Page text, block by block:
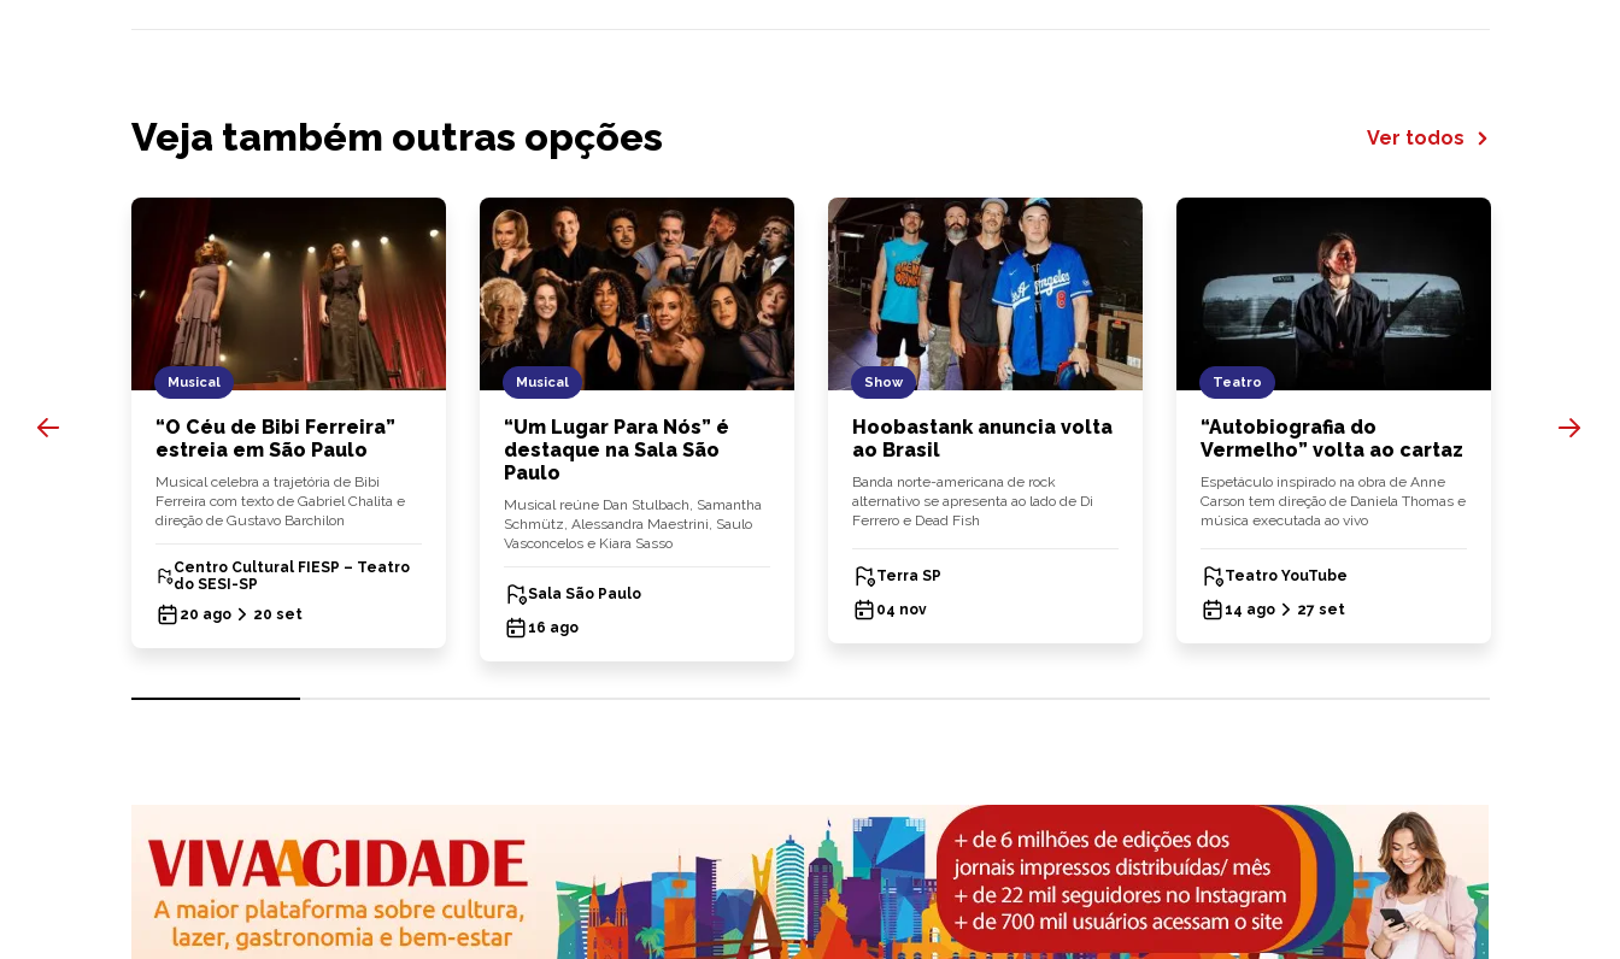
Veja também outras opções Ver todos
Musical
“O Céu de Bibi Ferreira”
estreia em São Paulo
Musical celebra a trajetória de Bibi
Ferreira com texto de Gabriel Chalita e
direção de Gustavo Barchilon
Centro Cultural FIESP – Teatro
do SESI-SP
20 ago
20 set
Musical
“Um Lugar Para Nós” é
destaque na Sala São
Paulo
Musical reúne Dan Stulbach, Samantha
Schmütz, Alessandra Maestrini, Saulo
Vasconcelos e Kiara Sasso
Sala São Paulo
16 ago
Show
Hoobastank anuncia volta
ao Brasil
Banda norte-americana de rock
alternativo se apresenta ao lado de Di
Ferrero e Dead Fish
Terra SP
04 nov
Teatro
“Autobiografia do
Vermelho” volta ao cartaz
Espetáculo inspirado na obra de Anne
Carson tem direção de Daniela Thomas e
música executada ao vivo
Teatro YouTube
14 ago
27 set